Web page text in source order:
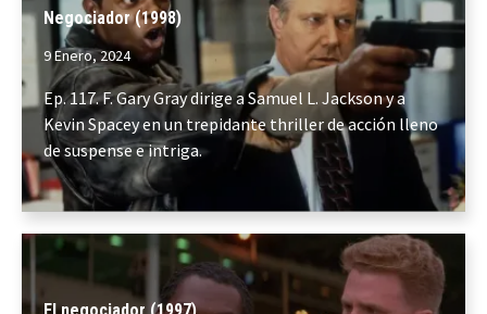
Negociador (1998)
9 Enero, 2024
Ep. 117. F. Gary Gray dirige a Samuel L. Jackson y a
Kevin Spacey en un trepidante thriller de acción lleno
de suspense e intriga.
El negociador (1997)